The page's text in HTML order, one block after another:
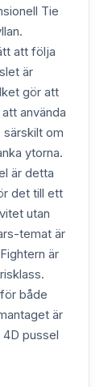
Tie
att följa
är
gör att
använda
särskilt om
ytorna.
är detta
det till ett
utan
temat är
är
både
är
pussel